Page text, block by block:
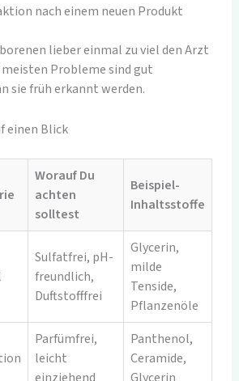
nach einem neuen Produkt
lieber einmal zu viel den Arzt
Probleme sind gut
sie früh erkannt werden.
einen Blick
Worauf Du
achten
solltest
Beispiel-
Inhaltsstoffe
Sulfatfrei, pH-
freundlich,
Duftstofffrei
Glycerin,
milde
Tenside,
Pflanzenöle
Parfümfrei,
leicht
Panthenol,
Ceramide,